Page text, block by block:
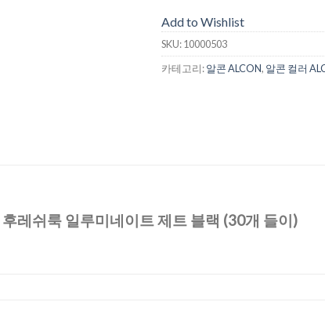
Add to Wishlist
SKU:10000503
카테고리:알콘 ALCON, 알콘 컬러
후레쉬룩 일루미네이트 제트 블랙 (30개 들이)